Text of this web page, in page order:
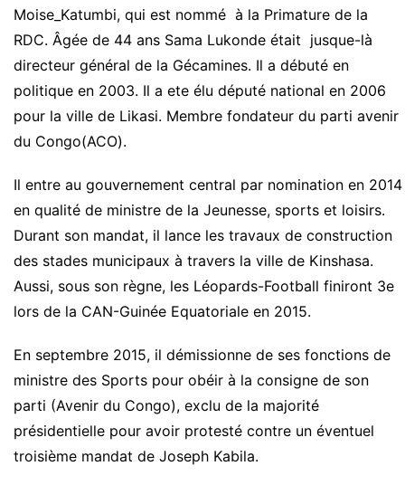
Moise_Katumbi, qui est nommé à la Primature de la
RDC. Âgée de 44 ans Sama Lukonde était jusque-là
directeur général de la Gécamines. Il a débuté en
politique en 2003. Il a ete élu député national en 2006
pour la ville de Likasi. Membre fondateur du parti avenir
du Congo(ACO).
Il entre au gouvernement central par nomination en 2014
en qualité de ministre de la Jeunesse, sports et loisirs.
Durant son mandat, il lance les travaux de construction
des stades municipaux à travers la ville de Kinshasa.
Aussi, sous son règne, les Léopards-Football finiront 3e
lors de la CAN-Guinée Equatoriale en 2015.
En septembre 2015, il démissionne de ses fonctions de
ministre des Sports pour obéir à la consigne de son
parti (Avenir du Congo), exclu de la majorité
présidentielle pour avoir protesté contre un éventuel
troisième mandat de Joseph Kabila.